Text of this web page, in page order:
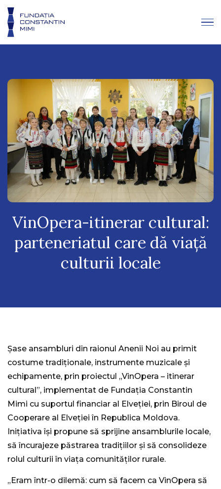
VinOpera-itinerar cultural:
parteneriatul care dă viață
culturii locale
Șase ansambluri din raionul Anenii Noi au primit
costume tradiționale, instrumente muzicale și
echipamente, prin proiectul „VinOpera – itinerar
cultural”, implementat de Fundația Constantin
Mimi cu suportul financiar al Elveției, prin Biroul de
Cooperare al Elveției în Republica Moldova.
Inițiativa își propune să sprijine ansamblurile locale,
să încurajeze păstrarea tradițiilor și să consolideze
rolul culturii în viața comunităților rurale.
„Eram într-o dilemă: cum să facem ca VinOpera să